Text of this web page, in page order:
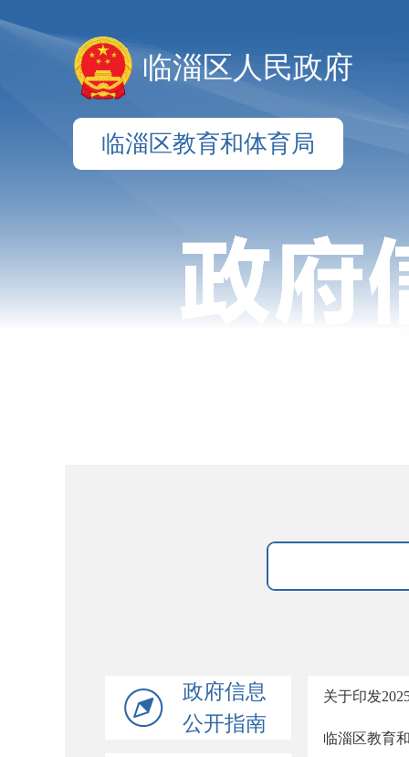
临淄区人民政府
临淄区教育和体育局
政府信息
公开指南
关于印发
临淄区教育